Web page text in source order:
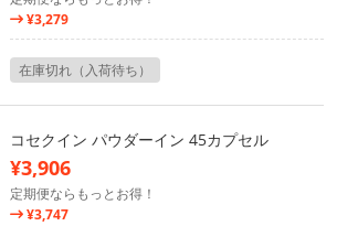
¥3,279
在庫切れ（入荷待ち）
コセクイン パウダーイン 45カプセル
¥3,906
定期便ならもっとお得！
¥3,747